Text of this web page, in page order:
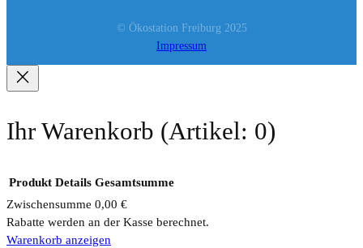
© Ökostation Freiburg 2025
Impressum
Ihr Warenkorb (Artikel: 0)
Produkte
Produkt Details Gesamtsumme
Zwischensumme 0,00 €
Rabatte werden an der Kasse berechnet.
Warenkorb anzeigen